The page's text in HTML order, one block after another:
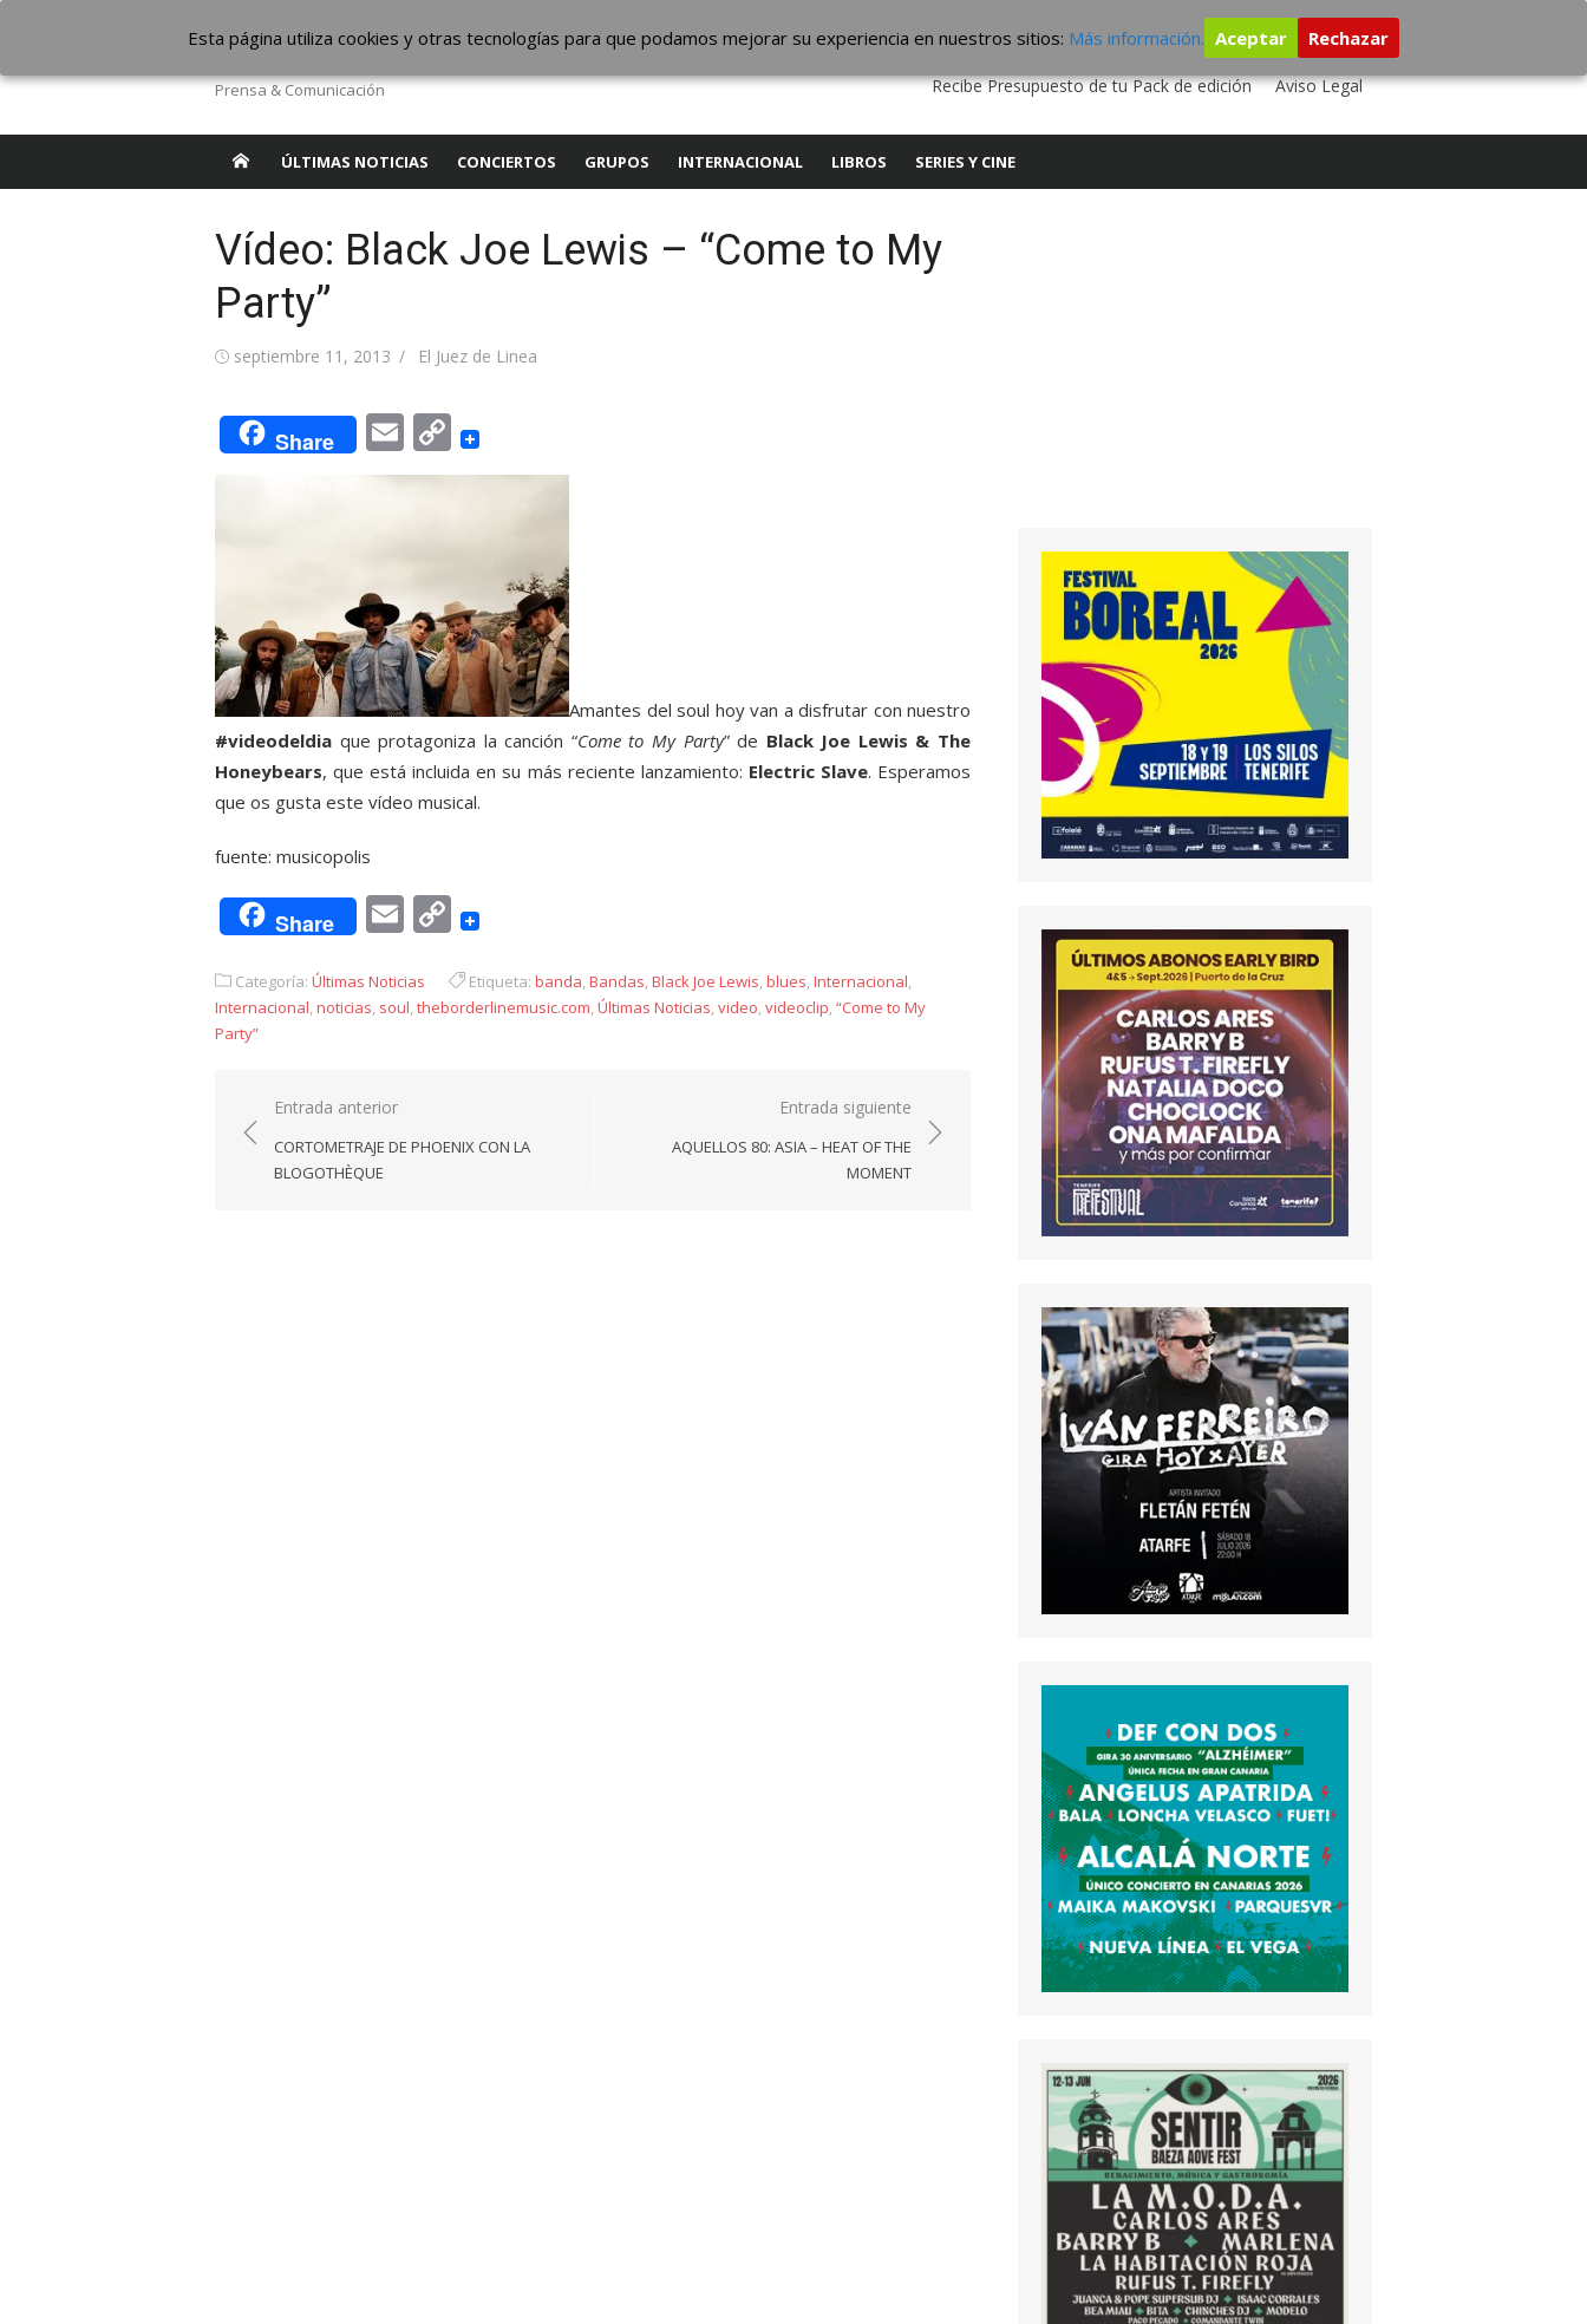
contenido
The Borderline Music
Prensa & Comunicación
QUIENES SOMOS CONTACTO SERVICIOS EDITA TU DISCO
ESTUDIO DE GRABACIÓN
Recibe Presupuesto de tu Pack de edición
Aviso Legal
ÚLTIMAS NOTICIAS CONCIERTOS GRUPOS INTERNACIONAL LIBROS SERIES Y CINE
Vídeo: Black Joe Lewis – “Come to My
Party”
Publicada
septiembre 11, 2013 Autor
El Juez de Linea
Share EmailCopy
Link
Amantes del soul hoy van a disfrutar con nuestro
#videodeldia que protagoniza la canción “Come to My Party” de Black Joe Lewis & The
Honeybears, que está incluida en su más reciente lanzamiento: Electric Slave. Esperamos
que os gusta este vídeo musical.
fuente: musicopolis
Share EmailCopy
Categoría: Últimas Noticias Etiqueta: banda,Bandas,Black Joe Lewis,blues,Internacional,
Internacional,noticias, soul,theborderlinemusic.com,Últimas Noticias,video,videoclip,“Come to My
Party”
Navegación
de
entradas
Entrada anterior
CORTOMETRAJE DE PHOENIX CON LA
BLOGOTHÈQUE
Entrada siguiente
AQUELLOS 80: ASIA – HEAT OF THE
MOMENT
Esta página utiliza cookies y otras tecnologías para que podamos mejorar su experiencia en nuestros sitios: Más información. Aceptar Rechazar